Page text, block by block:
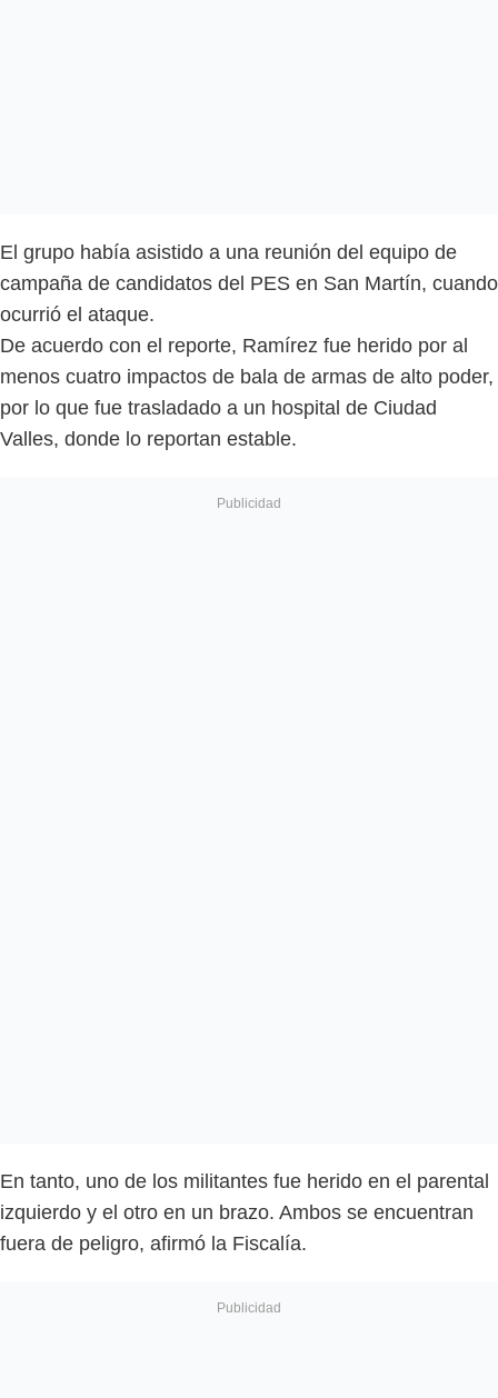
El grupo había asistido a una reunión del equipo de
campaña de candidatos del PES en San Martín, cuando
ocurrió el ataque.
De acuerdo con el reporte, Ramírez fue herido por al
menos cuatro impactos de bala de armas de alto poder,
por lo que fue trasladado a un hospital de Ciudad
Valles, donde lo reportan estable.
En tanto, uno de los militantes fue herido en el parental
izquierdo y el otro en un brazo. Ambos se encuentran
fuera de peligro, afirmó la Fiscalía.